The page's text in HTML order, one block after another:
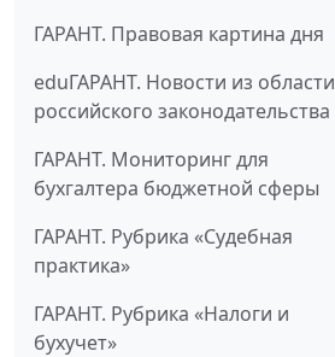
ГАРАНТ. Правовая картина дня
eduГАРАНТ. Новости из области
российского законодательства
ГАРАНТ. Мониторинг для
бухгалтера бюджетной сферы
ГАРАНТ. Рубрика «Судебная
практика»
ГАРАНТ. Рубрика «Налоги и
бухучет»